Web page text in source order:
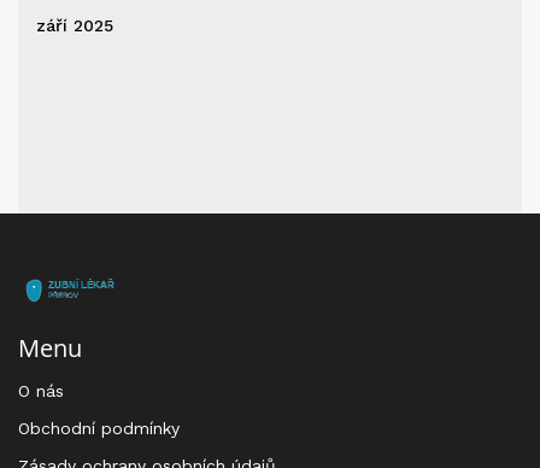
září 2025
Menu
O nás
Obchodní podmínky